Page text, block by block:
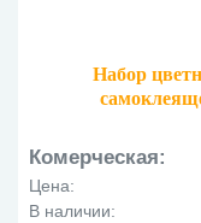
Набор
Комерческая:
Цена:
В наличии: